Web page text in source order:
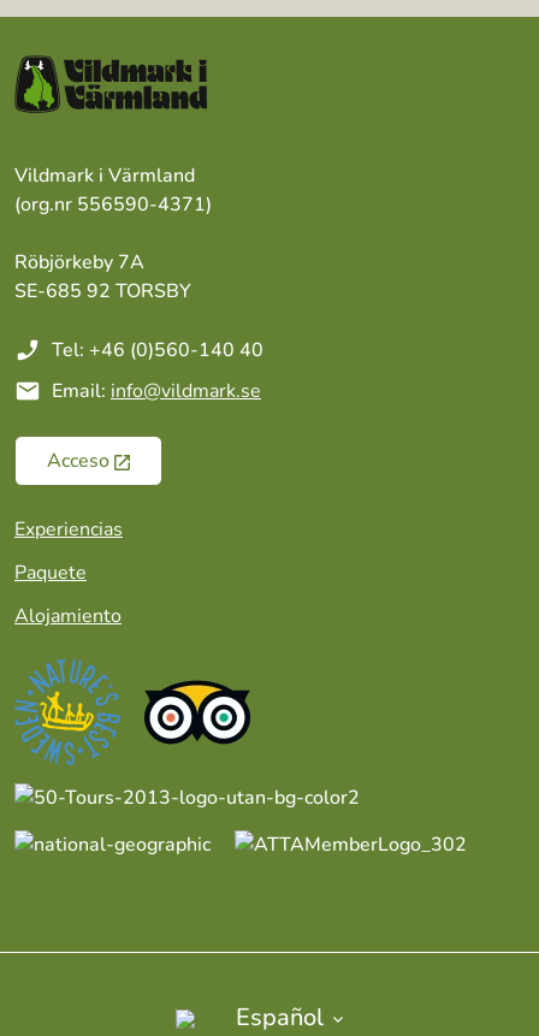
Vildmark i Värmland
(org.nr 556590-4371)
Röbjörkeby 7A
SE-685 92 TORSBY
phone_enabled Tel: +46 (0)560-140 40
mail Email: info@vildmark.se
Acceso
Experiencias
Paquete
Alojamiento
Español